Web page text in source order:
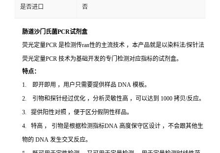
是否进口 否
肠道沙门氏菌PCR试剂盒
荧光定量PCR 是检测传ran性的主流技术 ，本产品就是以染料法/探针法
荧光定量PCR 技术为基础开发的专门检测对应指标的试剂盒。
特点：
1. 即开即用 ，用户只需要提供样品 DNA 模板。
2. 引物和探针经过优化 ，分析灵敏性高 ，可以达到 1000 拷贝/反应。
3. 提供阳性对照 ，便于区分假阴性样品。
4. 特高 ， 引物是根据检测指标DNA 高度保守区设计 ，不会跟其他生
物的 DNA 发生交叉反应。